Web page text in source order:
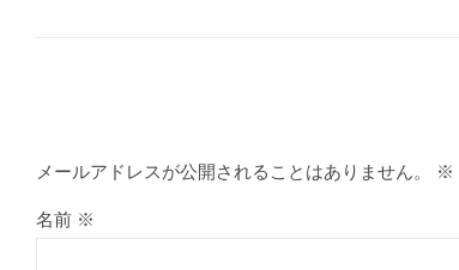
メールアドレスが公開されることはありません。 ※
名前 ※